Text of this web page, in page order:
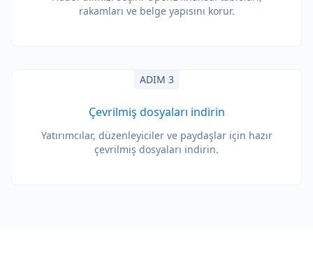
rakamları ve belge yapısını korur.
ADIM 3
Çevrilmiş dosyaları indirin
Yatırımcılar, düzenleyiciler ve paydaşlar için hazır
çevrilmiş dosyaları indirin.